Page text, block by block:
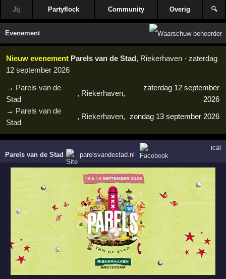
Jij Partyflock Community Overig 🔍
Evenement
Nieuw evenement Parels van de Stad, Riekerhaven · zaterdag
12 september 2026
→ Parels van de
Stad
, Riekerhaven,
zaterdag 12 september
2026
→ Parels van de
Stad
, Riekerhaven, zondag 13 september 2026
Parels van de Stad parelsvandestad.nl
ical